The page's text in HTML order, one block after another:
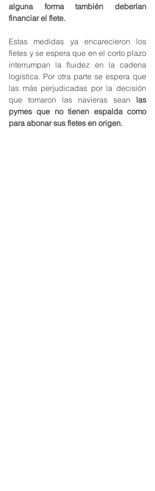
alguna forma también deberían
financiar el flete.
Estas medidas ya encarecieron los
fletes y se espera que en el corto plazo
interrumpan la fluidez en la cadena
logística. Por otra parte se espera que
las más perjudicadas por la decisión
que tomaron las navieras sean las
pymes que no tienen espalda como
para abonar sus fletes en origen.